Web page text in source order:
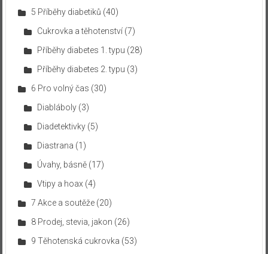
5 Příběhy diabetiků (40)
Cukrovka a těhotenství(7)
Příběhy diabetes 1. typu (28)
Příběhy diabetes 2. typu (3)
6 Pro volný čas (30)
Diabláboly(3)
Diadetektivky(5)
Diastrana (1)
Úvahy, básně(17)
Vtipy a hoax (4)
7 Akce a soutěže(20)
8 Prodej, stevia, jakon (26)
9 Těhotenská cukrovka (53)